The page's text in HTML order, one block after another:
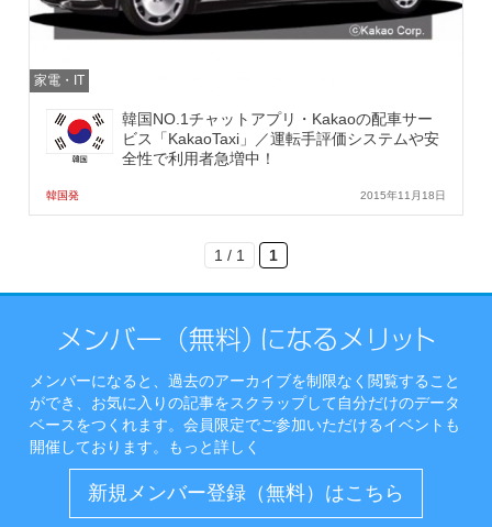
家電・IT
韓国NO.1チャットアプリ・Kakaoの配車サー
ビス「KakaoTaxi」／運転手評価システムや安
全性で利用者急増中！
韓国発 2015年11月18日
1 / 1 1
メンバーになると、過去のアーカイブを制限なく閲覧すること
ができ、お気に入りの記事をスクラップして自分だけのデータ
ベースをつくれます。会員限定でご参加いただけるイベントも
開催しております。
もっと詳しく
新規メンバー登録（無料）はこちら